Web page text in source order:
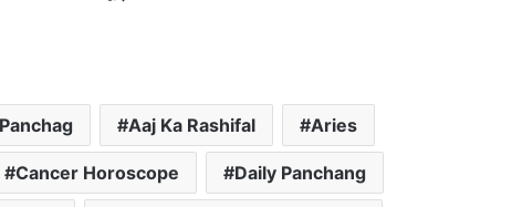
Aaj Ka Rashifal Aries
Cancer Horoscope Daily Panchang